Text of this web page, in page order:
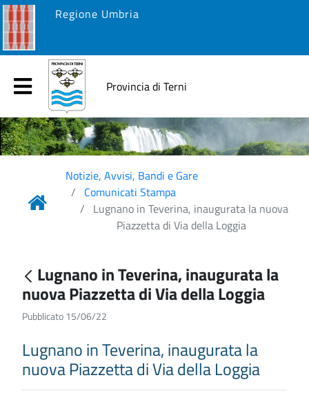
Regione Umbria
Provincia di Terni
Notizie, Avvisi, Bandi e Gare
Comunicati Stampa
Lugnano in Teverina, inaugurata la nuova
Piazzetta di Via della Loggia
Lugnano in Teverina, inaugurata la
nuova Piazzetta di Via della Loggia
Pubblicato 15/06/22
Lugnano in Teverina, inaugurata la
nuova Piazzetta di Via della Loggia